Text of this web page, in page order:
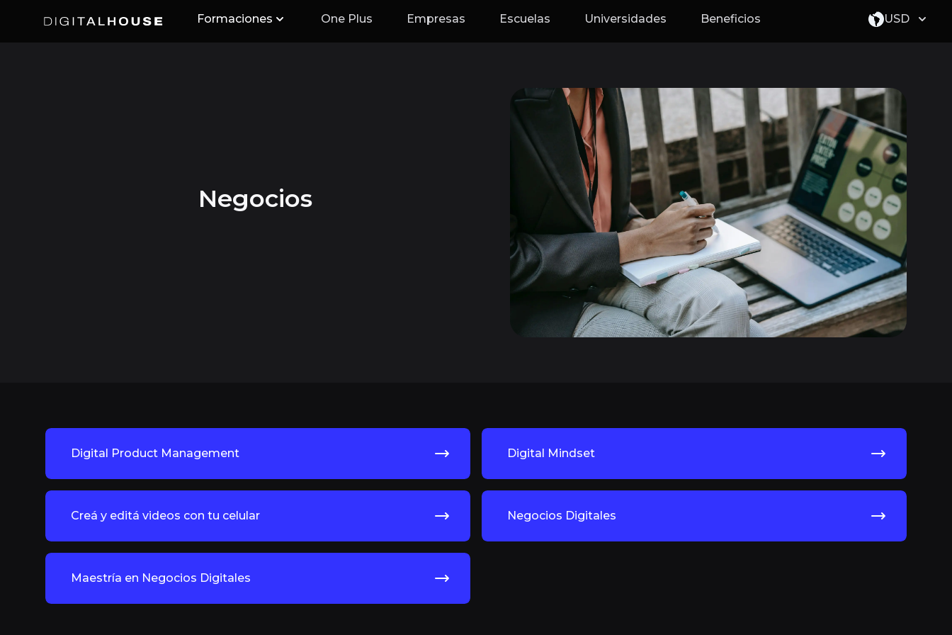
Digital House Formaciones One Plus Empresas Escuelas Universidades Beneficios USD
Negocios
Digital Product Management Digital Mindset
Creá y editá videos con tu celular Negocios Digitales
Maestría en Negocios Digitales